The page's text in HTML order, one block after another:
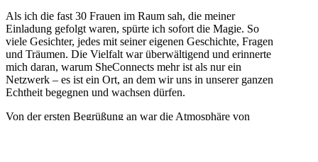
Als ich die fast 30 Frauen im Raum sah, die meiner
Einladung gefolgt waren, spürte ich sofort die Magie. So
viele Gesichter, jedes mit seiner eigenen Geschichte, Fragen
und Träumen. Die Vielfalt war überwältigend und erinnerte
mich daran, warum SheConnects mehr ist als nur ein
Netzwerk – es ist ein Ort, an dem wir uns in unserer ganzen
Echtheit begegnen und wachsen dürfen.
Von der ersten Begrüßung an war die Atmosphäre von